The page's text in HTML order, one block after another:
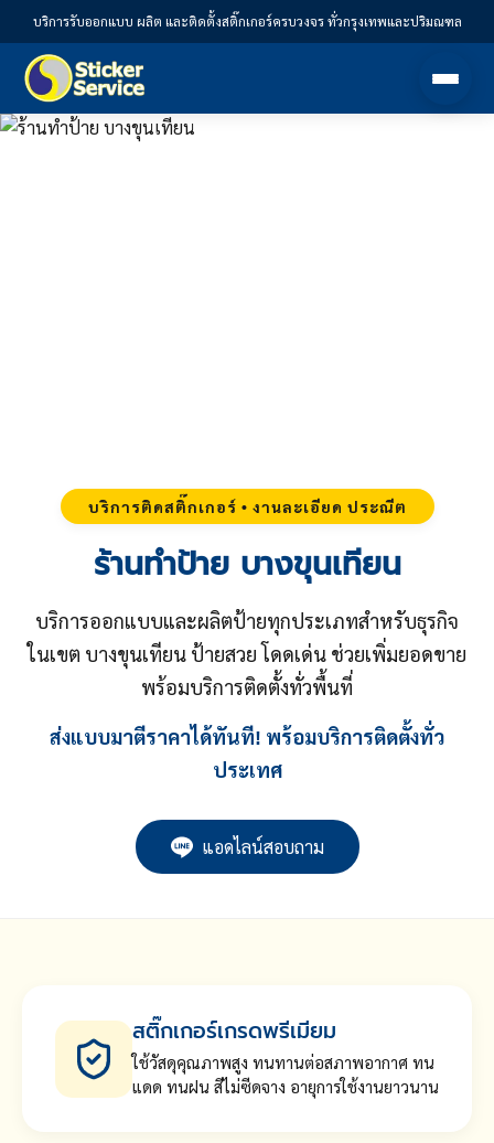
บริการรับออกแบบ ผลิต และติดตั้งสติ๊กเกอร์ครบวงจร ทั่วกรุงเทพและปริมณฑล
บริการติดสติ๊กเกอร์ • งานละเอียด ประณีต
ร้านทำป้าย บางขุนเทียน
บริการออกแบบและผลิตป้ายทุกประเภทสำหรับธุรกิจ
ในเขต บางขุนเทียน ป้ายสวย โดดเด่น ช่วยเพิ่มยอดขาย
พร้อมบริการติดตั้งทั่วพื้นที่
ส่งแบบมาตีราคาได้ทันที! พร้อมบริการติดตั้งทั่ว
ประเทศ
แอดไลน์สอบถาม
สติ๊กเกอร์เกรดพรีเมียม
ใช้วัสดุคุณภาพสูง ทนทานต่อสภาพอากาศ ทน
แดด ทนฝน สีไม่ซีดจาง อายุการใช้งานยาวนาน